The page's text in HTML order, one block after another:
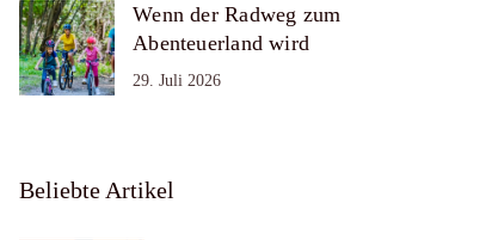
Wenn der Radweg zum
Abenteuerland wird
29. Juli 2026
Beliebte Artikel